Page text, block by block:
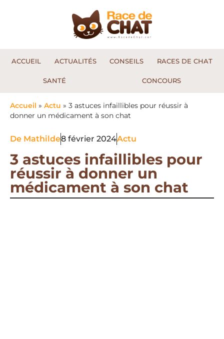
ACCUEIL ACTUALITÉS CONSEILS RACES DE CHAT
SANTÉ CONCOURS
Accueil » Actu » 3 astuces infaillibles pour réussir à
donner un médicament à son chat
De Mathilde8 février 2024Actu
3 astuces infaillibles pour
réussir à donner un
médicament à son chat